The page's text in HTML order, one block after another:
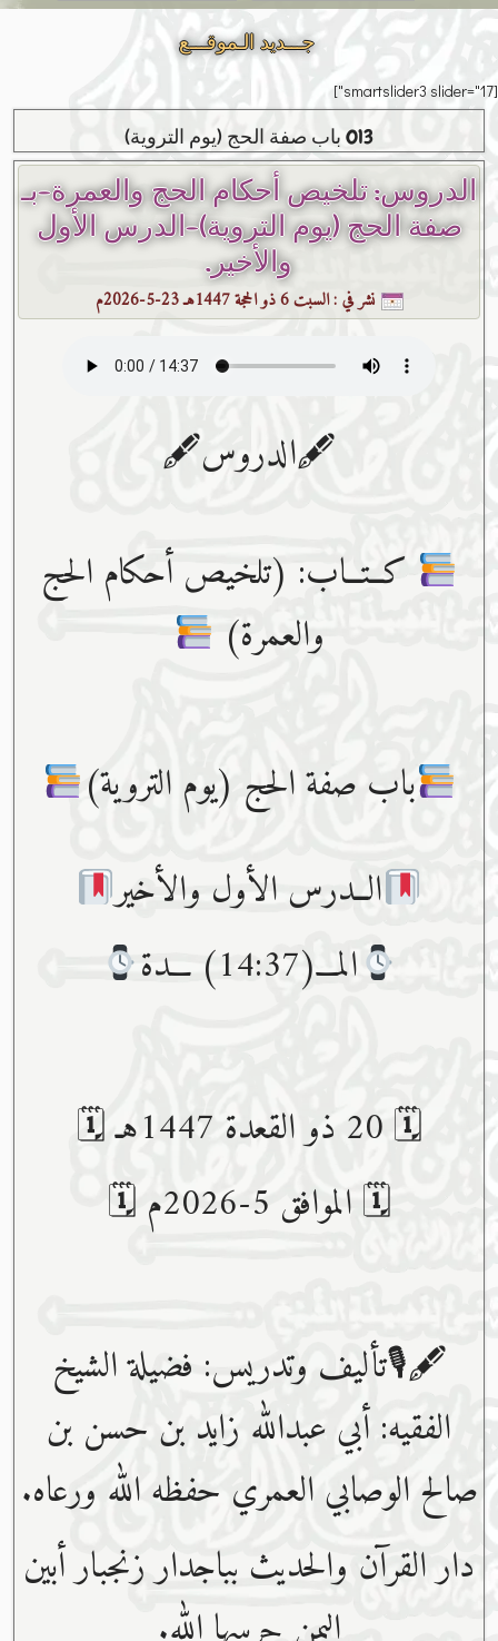
جـــديد الـموقـــع
[smartslider3 slider="17"]
013 باب صفة الحج (يوم التروية)
الدروس: تلخيص أحكام الحج والعمرة-بـ
صفة الحج (يوم التروية)-الدرس الأول
والأخير.
نشر في :السبت 6 ذو الحجة 1447هـ 23-5-2026م
🖋الدروس🖋
كــتــاب: (تلخيص أحكام الحج
والعمرة)
باب صفة الحج (يوم التروية)
الــدرس الأول والأخير
المـــ(14:37) ـــدة
🗓 20 ذو القعدة 1447هـ 🗓
🗓 الموافق 5-2026م 🗓
🖋🎙تأليف وتدريس: فضيلة الشيخ
الفقيه: أبي عبدﷲ زايد بن حسن بن
صالح الوصابي العمري حفظه ﷲ ورعاه.
دار القرآن والحديث بباجدار زنجبار أبين